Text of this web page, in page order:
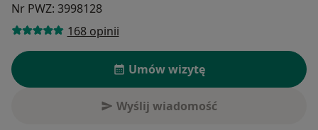
Nr PWZ: 3998128
168 opinii
Umów wizytę
Wyślij wiadomość